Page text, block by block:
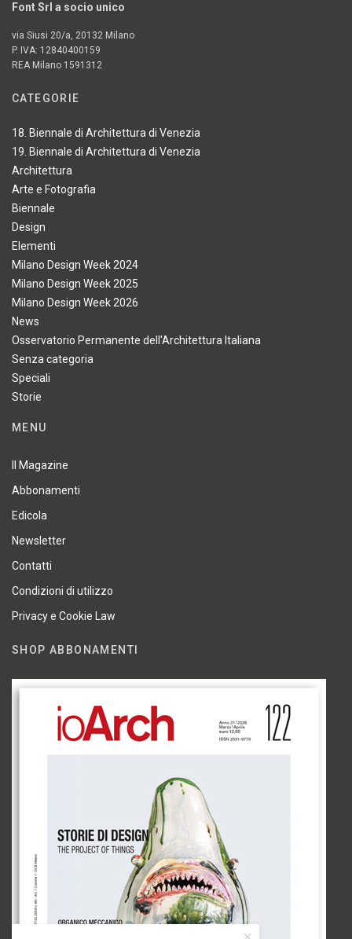
Font Srl a socio unico
via Siusi 20/a, 20132 Milano
P. IVA: 12840400159
REA Milano 1591312
CATEGORIE
18. Biennale di Architettura di Venezia
19. Biennale di Architettura di Venezia
Architettura
Arte e Fotografia
Biennale
Design
Elementi
Milano Design Week 2024
Milano Design Week 2025
Milano Design Week 2026
News
Osservatorio Permanente dell'Architettura Italiana
Senza categoria
Speciali
Storie
MENU
Il Magazine
Abbonamenti
Edicola
Newsletter
Contatti
Condizioni di utilizzo
Privacy e Cookie Law
SHOP ABBONAMENTI